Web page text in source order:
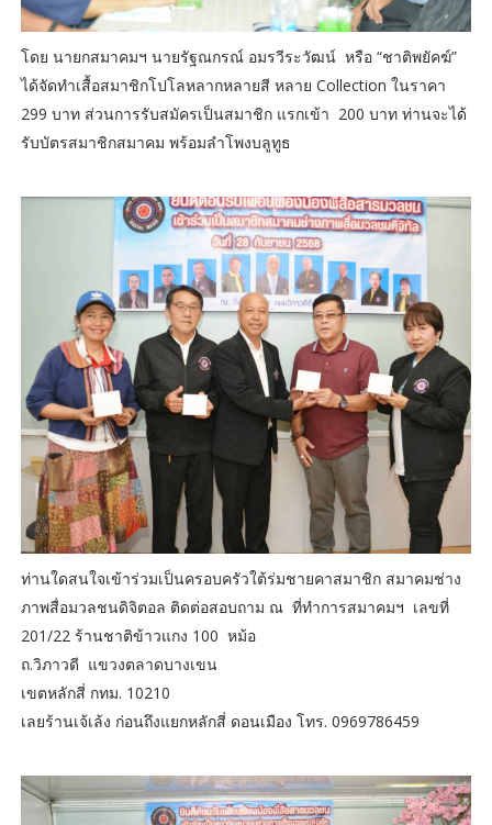
โดย นายกสมาคมฯ นายรัฐณกรณ์ อมรวีระวัฒน์ หรือ “ชาติพยัคฆ์”
ได้จัดทำเสื้อสมาชิกโปโลหลากหลายสี หลาย Collection ในราคา
299 บาท ส่วนการรับสมัครเป็นสมาชิก แรกเข้า 200 บาท ท่านจะได้
รับบัตรสมาชิกสมาคม พร้อมลำโพงบลูทูธ
ท่านใดสนใจเข้าร่วมเป็นครอบครัวใต้ร่มชายคาสมาชิก สมาคมช่าง
ภาพสื่อมวลชนดิจิตอล ติดต่อสอบถาม ณ ที่ทำการสมาคมฯ เลขที่
201/22 ร้านชาติข้าวแกง 100 หม้อ
ถ.วิภาวดี แขวงตลาดบางเขน
เขตหลักสี่ กทม. 10210
เลยร้านเจ้เล้ง ก่อนถึงแยกหลักสี่ ดอนเมือง โทร. 0969786459